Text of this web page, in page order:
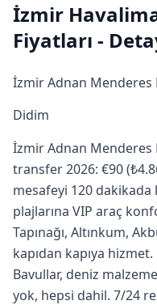
İzmir
Fiyatları -
İzmir Adnan Menderes
Didim
İzmir Adnan Menderes
transfer 2026: €90
mesafeyi 120
plajlarına VIP araç
Tapınağı, Altınkum,
kapıdan kapıya
Bavullar, deniz
yok, hepsi dahil. 7/24